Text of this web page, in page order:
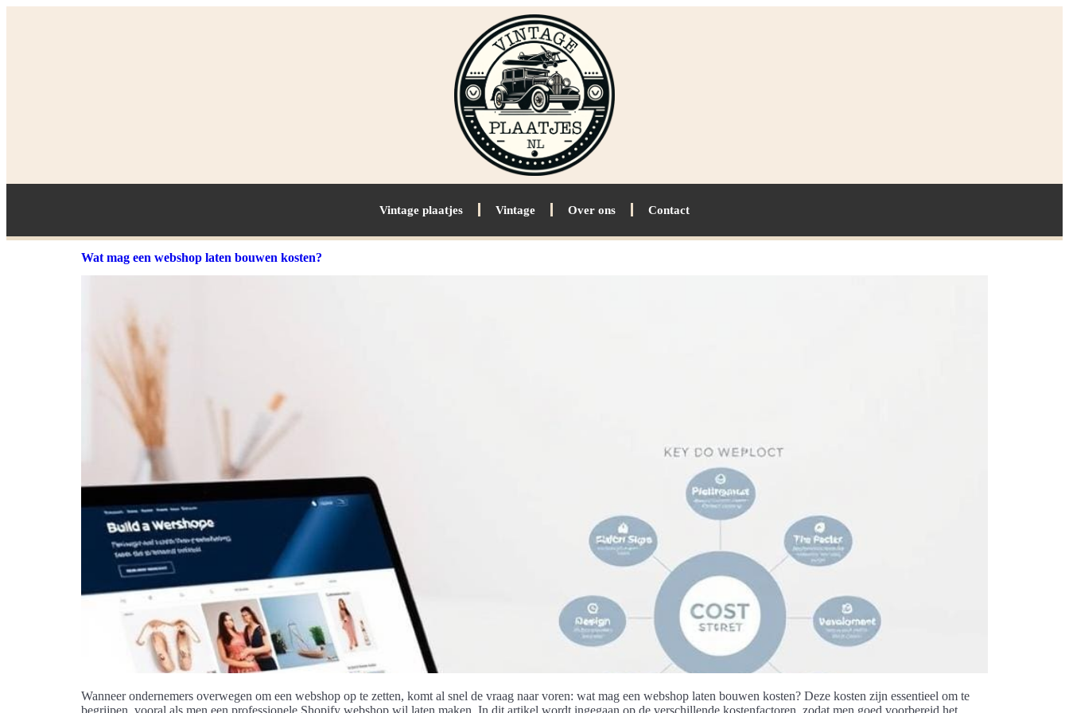
Vintage plaatjes Vintage Over ons Contact
Wat mag een webshop laten bouwen kosten?
Wanneer ondernemers overwegen om een webshop op te zetten, komt al snel de vraag naar voren: wat mag een webshop laten bouwen kosten? Deze kosten zijn essentieel om te